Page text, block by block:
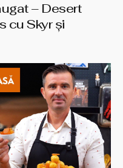
– Desert
cu Skyr și